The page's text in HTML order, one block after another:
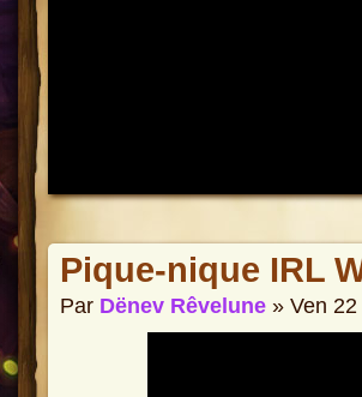
Pique-nique IRL
Par Dënev Rêvelune » Ven